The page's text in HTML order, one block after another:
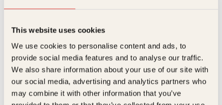
This website uses cookies
We use cookies to personalise content and ads, to
provide social media features and to analyse our traffic.
We also share information about your use of our site with
our social media, advertising and analytics partners who
may combine it with other information that you’ve
menneskene er borte. Jeg tenker at det samme
Hva kan ha hendt dem? Er dette virkelig? Eller er det
bare en drøm?” Det var ikke en drøm. Heidi Køhn
befant seg midt i tsunamiens frådende,
ødeleggende voldsomhet. Hun mistet sin yngste
sønn og sin mann i den nådeløse bølgen. I denne
boka forteller hun med stor ærlighet og klokskap om
at det både er mulig å komme igjennom sorgen, og
Sjangere
Hverdagsbetraktninger
Målgruppe
Voksen
Språk nob
ISBN 9788248910930
Relaterte produkter